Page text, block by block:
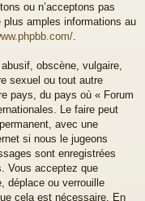
ou n’acceptons pas
amples informations au
.
obscène, vulgaire,
sexuel ou tout autre
pays, du pays où « Forum
Le faire peut
avec une
si nous le jugeons
sont enregistrées
Vous acceptez que
déplace ou verrouille
cela est nécessaire. En